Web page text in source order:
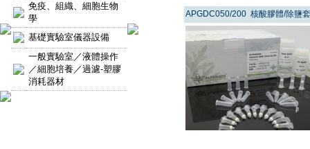
免疫、組織、細胞生物
學
基礎實驗室儀器設備
一般實驗室／液體操作
／細胞培養／過濾-塑膠
消耗器材
APGDC050/200 核酸膠體/除鹽